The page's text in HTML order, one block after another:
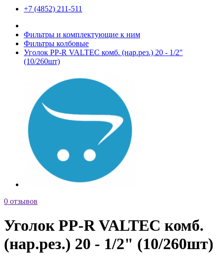
+7 (4852) 211-511
Фильтры и комплектующие к ним
Фильтры колбовые
Уголок PP-R VALTEC комб. (нар.рез.) 20 - 1/2"
(10/260шт)
0 отзывов
Уголок PP-R VALTEC комб.
(нар.рез.) 20 - 1/2" (10/260шт)